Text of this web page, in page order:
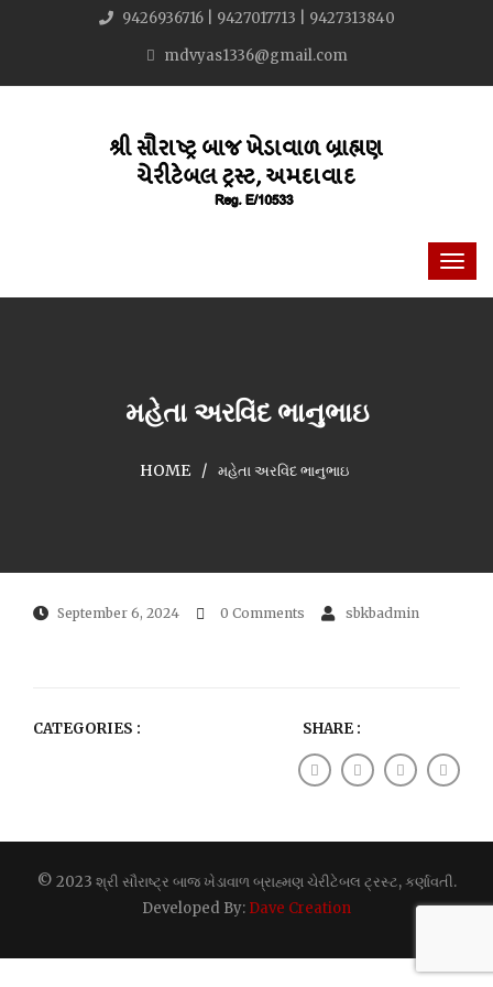
9426936716 | 9427017713 | 9427313840
mdvyas1336@gmail.com
મહેતા અરવિંદ ભાનુભાઇ
HOME મહેતા અરવિંદ ભાનુભાઇ
September 6, 2024 0 Comments sbkbadmin
CATEGORIES : SHARE :
© 2023 શ્રી સૌરાષ્ટ્ર બાજ ખેડાવાળ બ્રાહ્મણ ચેરીટેબલ ટ્રસ્ટ, કર્ણાવતી.
Developed By: Dave Creation